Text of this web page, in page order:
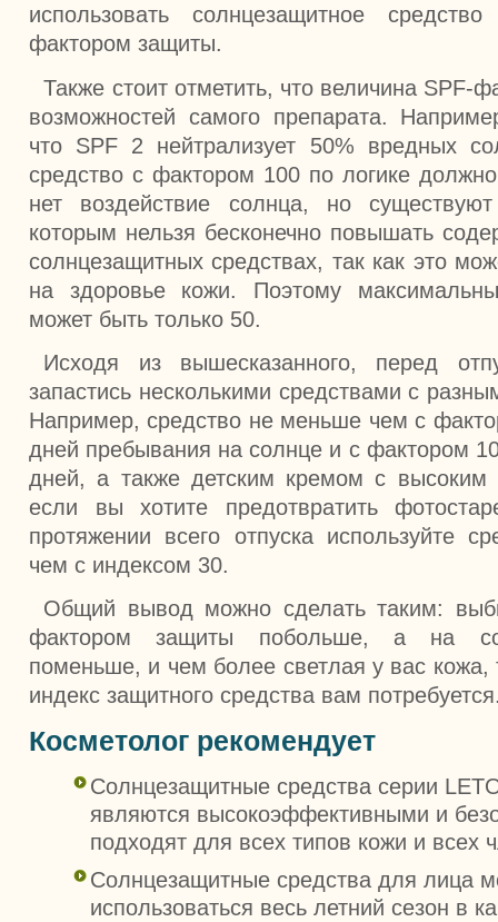
использовать солнцезащитное
фактором защиты.
Также стоит отметить, что величина SPF-
возможностей самого препарата.
что SPF 2 нейтрализует 50% вредных
средство с фактором 100 по логике
нет воздействие солнца, но
которым нельзя бесконечно повышать
солнцезащитных средствах, так как это
на здоровье кожи. Поэтому
может быть только 50.
Исходя из вышесказанного, перед
запастись несколькими средствами с
Например, средство не меньше чем с
дней пребывания на солнце и с фактором
дней, а также детским кремом с высоким
если вы хотите предотвратить
протяжении всего отпуска используйте
чем с индексом 30.
Общий вывод можно сделать таким:
фактором защиты побольше, а на
поменьше, и чем более светлая у вас кожа,
индекс защитного средства вам
Косметолог рекомендует
Солнцезащитные средства серии
являются высокоэффективными и
подходят для всех типов кожи и всех
Солнцезащитные средства для лица
использоваться весь летний сезон в